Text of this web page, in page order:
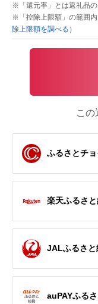
※「還元率」とは返礼品
※「控除上限額」の範囲
除上限額を調べる）
この
ふるさとチ
楽天ふるさ
JALふるさと
auPAYふる